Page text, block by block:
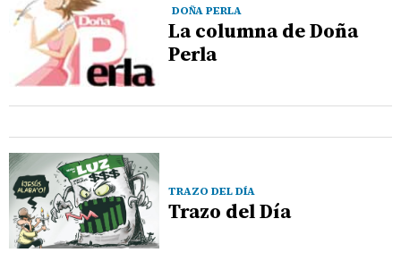
DOÑA PERLA
La columna de Doña
Perla
TRAZO DEL DÍA
Trazo del Día